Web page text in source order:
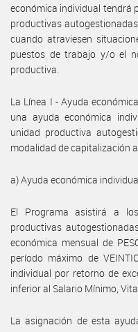
económica individual tendrá
productivas
cuando atraviesen
puestos de trabajo y/o el
productiva.
La Línea I - Ayuda
una ayuda económica
unidad productiva
modalidad de capitalización
a) Ayuda económica
El Programa asistirá a
productivas
económica mensual de
período máximo de
individual por retorno de
inferior al Salario Mínimo,
La asignación de esta